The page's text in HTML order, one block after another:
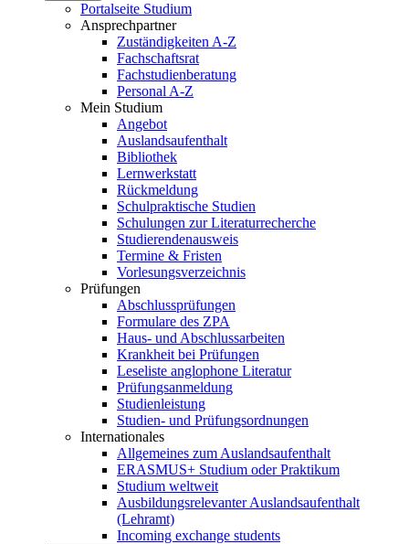
Portalseite Studium
Ansprechpartner
Zuständigkeiten A-Z
Fachschaftsrat
Fachstudienberatung
Personal A-Z
Mein Studium
Angebot
Auslandsaufenthalt
Bibliothek
Lernwerkstatt
Rückmeldung
Schulpraktische Studien
Schulungen zur Literaturrecherche
Studierendenausweis
Termine & Fristen
Vorlesungsverzeichnis
Prüfungen
Abschlussprüfungen
Formulare des ZPA
Haus- und Abschlussarbeiten
Krankheit bei Prüfungen
Leseliste anglophone Literatur
Prüfungsanmeldung
Studienleistung
Studien- und Prüfungsordnungen
Internationales
Allgemeines zum Auslandsaufenthalt
ERASMUS+ Studium oder Praktikum
Studium weltweit
Ausbildungsrelevanter Auslandsaufenthalt
(Lehramt)
Incoming exchange students